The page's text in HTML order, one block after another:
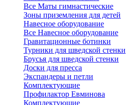
Все Маты гимнастические
Зоны приземления для детей
Навесное оборудование
Все Навесное оборудование
Гравитационные ботинки
Турники для шведской стенки
Брусья для шведской стенки
Доски для пресса
Экспандеры и петли
Комплектующие
Профилактор Евминова
Комплектующие